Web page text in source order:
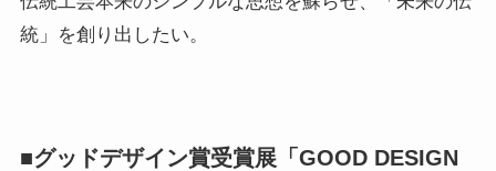
統」を創り出したい。
■グッドデザイン賞受賞展「GOOD DESIGN